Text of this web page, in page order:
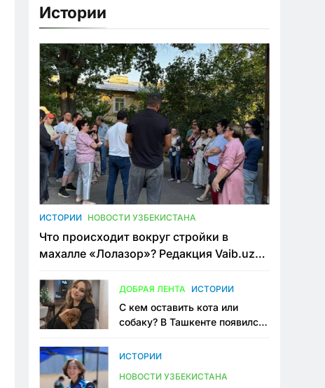
Истории
ИСТОРИИ НОВОСТИ УЗБЕКИСТАНА
Что происходит вокруг стройки в
махалле «Лолазор»? Редакция Vaib.uz
конфликта
ДОБРАЯ ЛЕНТА ИСТОРИИ
С кем оставить кота или
собаку? В Ташкенте появился
ИСТОРИИ
НОВОСТИ УЗБЕКИСТАНА